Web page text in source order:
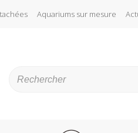
Aquariums sur mesure